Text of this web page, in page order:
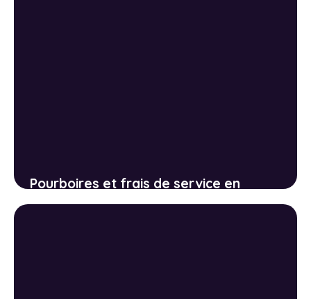
Pourboires et frais de service en
croisière : comment ça marche et